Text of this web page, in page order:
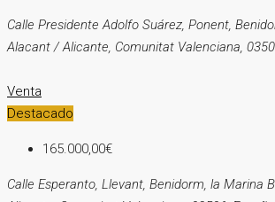
Calle Presidente Adolfo Suárez, Ponent,
Alacant / Alicante, Comunitat Valenciana,
Venta
Destacado
165.000,00€
Calle Esperanto, Llevant, Benidorm, la Marina